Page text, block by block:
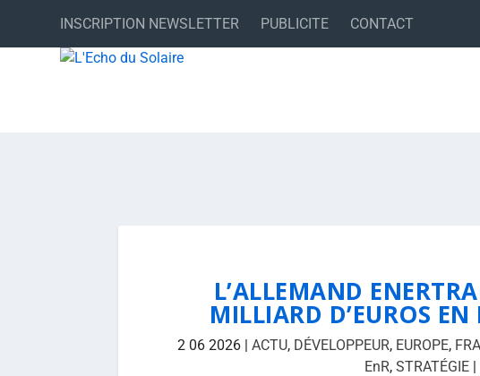
INSCRIPTION NEWSLETTER PUBLICITE CONTACT
L’ALLEMAND
MILLIARD D’EUROS
2 06 2026| ACTU, DÉVELOPPEUR, EUROPE,
EnR, STRATÉGIE|